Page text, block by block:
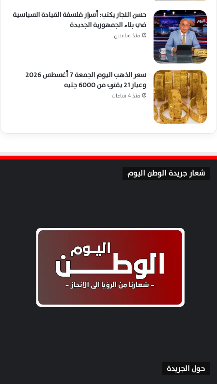
حسن النجار يكتب: أسرار فلسفة القيادة السياسية
في بناء الجمهورية الجديدة
منذ ساعتين
سعر الذهب اليوم الجمعة 7 أغسطس 2026
وعيار 21 يقترب من 6000 جنيه
منذ 4 ساعات
شعار جريدة الوطن اليوم
حول الجريدة